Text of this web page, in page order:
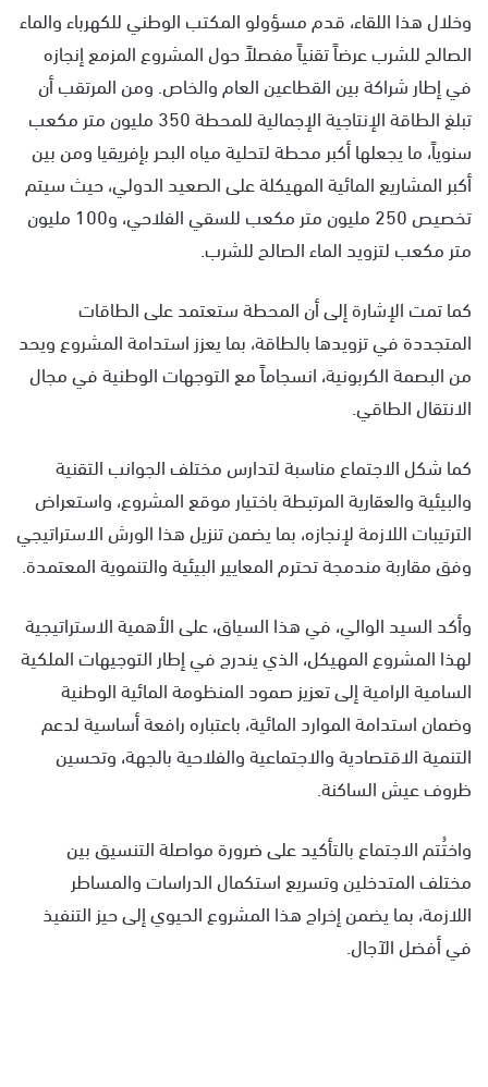
وخلال هذا اللقاء، قدم مسؤولو المكتب الوطني للكهرباء والماء
الصالح للشرب عرضاً تقنياً مفصلاً حول المشروع المزمع إنجازه
في إطار شراكة بين القطاعين العام والخاص. ومن المرتقب أن
تبلغ الطاقة الإنتاجية الإجمالية للمحطة 350 مليون متر مكعب
سنوياً، ما يجعلها أكبر محطة لتحلية مياه البحر بإفريقيا ومن بين
أكبر المشاريع المائية المهيكلة على الصعيد الدولي، حيث سيتم
تخصيص 250 مليون متر مكعب للسقي الفلاحي، و100 مليون
متر مكعب لتزويد الماء الصالح للشرب.
كما تمت الإشارة إلى أن المحطة ستعتمد على الطاقات
المتجددة في تزويدها بالطاقة، بما يعزز استدامة المشروع ويحد
من البصمة الكربونية، انسجاماً مع التوجهات الوطنية في مجال
الانتقال الطاقي.
كما شكل الاجتماع مناسبة لتدارس مختلف الجوانب التقنية
والبيئية والعقارية المرتبطة باختيار موقع المشروع، واستعراض
الترتيبات اللازمة لإنجازه، بما يضمن تنزيل هذا الورش الاستراتيجي
وفق مقاربة مندمجة تحترم المعايير البيئية والتنموية المعتمدة.
وأكد السيد الوالي، في هذا السياق، على الأهمية الاستراتيجية
لهذا المشروع المهيكل، الذي يندرج في إطار التوجيهات الملكية
السامية الرامية إلى تعزيز صمود المنظومة المائية الوطنية
وضمان استدامة الموارد المائية، باعتباره رافعة أساسية لدعم
التنمية الاقتصادية والاجتماعية والفلاحية بالجهة، وتحسين
ظروف عيش الساكنة.
واختُتم الاجتماع بالتأكيد على ضرورة مواصلة التنسيق بين
مختلف المتدخلين وتسريع استكمال الدراسات والمساطر
اللازمة، بما يضمن إخراج هذا المشروع الحيوي إلى حيز التنفيذ
في أفضل الآجال.